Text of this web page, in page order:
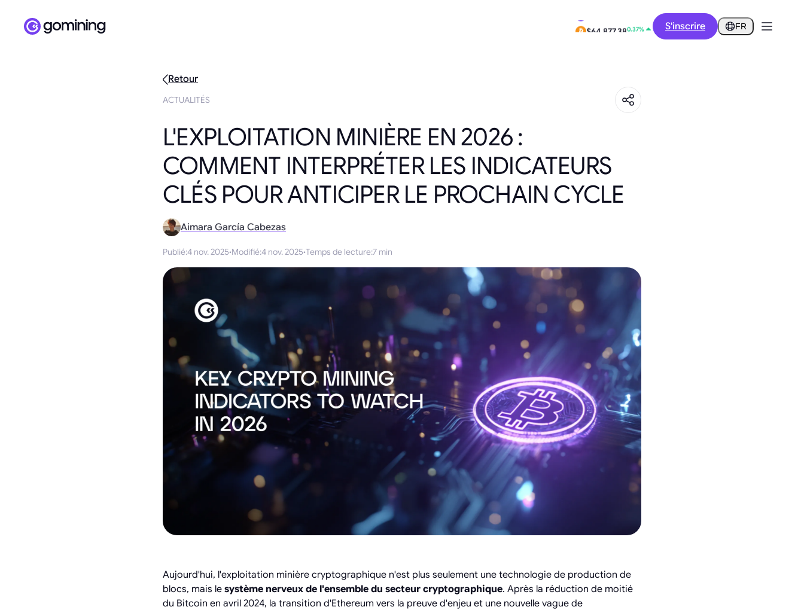
$0.2914 S'inscrire FR
Retour
ACTUALITÉS
L'EXPLOITATION MINIÈRE EN 2026 :
COMMENT INTERPRÉTER LES INDICATEURS
CLÉS POUR ANTICIPER LE PROCHAIN CYCLE
Aimara García Cabezas
Publié:4 nov. 2025·Modifié:4 nov. 2025·Temps de lecture:7 min
Aujourd'hui, l'exploitation minière cryptographique n'est plus seulement une technologie de production de
blocs, mais le système nerveux de l'ensemble du secteur cryptographique. Après la réduction de moitié
du Bitcoin en avril 2024, la transition d'Ethereum vers la preuve d'enjeu et une nouvelle vague de